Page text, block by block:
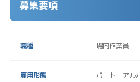
募集要項
職種 場内作業員
雇用形態 パート・アル